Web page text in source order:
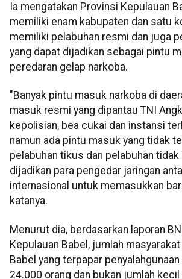
Ia mengatakan Provinsi Kepulauan
memiliki enam kabupaten dan satu
memiliki pelabuhan resmi dan juga
yang dapat dijadikan sebagai pintu
peredaran gelap narkoba.
"Banyak pintu masuk narkoba di
masuk resmi yang dipantau TNI
kepolisian, bea cukai dan instansi
namun ada pintu masuk yang tidak
pelabuhan tikus dan pelabuhan tidak
dijadikan para pengedar jaringan
internasional untuk memasukkan
katanya.
Menurut dia, berdasarkan laporan
Kepulauan Babel, jumlah
Babel yang terpapar
24.000 orang dan bukan jumlah